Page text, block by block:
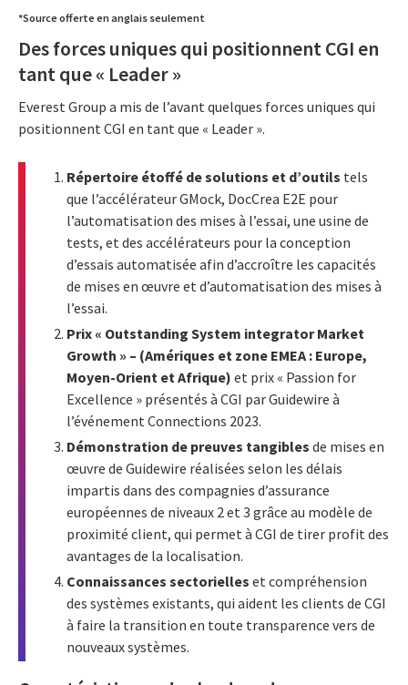
*Source offerte en anglais seulement
Des forces uniques qui positionnent CGI en
tant que « Leader »
Everest Group a mis de l’avant quelques forces uniques qui
positionnent CGI en tant que « Leader ».
Répertoire étoffé de solutions et d’outils tels
que l’accélérateur GMock, DocCrea E2E pour
l’automatisation des mises à l’essai, une usine de
tests, et des accélérateurs pour la conception
d’essais automatisée afin d’accroître les capacités
de mises en œuvre et d’automatisation des mises à
l’essai.
Prix « Outstanding System integrator Market
Growth » – (Amériques et zone EMEA : Europe,
Moyen-Orient et Afrique) et prix « Passion for
Excellence » présentés à CGI par Guidewire à
l’événement Connections 2023.
Démonstration de preuves tangibles de mises en
œuvre de Guidewire réalisées selon les délais
impartis dans des compagnies d’assurance
européennes de niveaux 2 et 3 grâce au modèle de
proximité client, qui permet à CGI de tirer profit des
avantages de la localisation.
Connaissances sectorielles et compréhension
des systèmes existants, qui aident les clients de CGI
à faire la transition en toute transparence vers de
nouveaux systèmes.